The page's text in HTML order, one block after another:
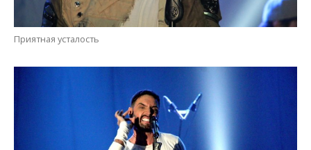
Приятная усталость